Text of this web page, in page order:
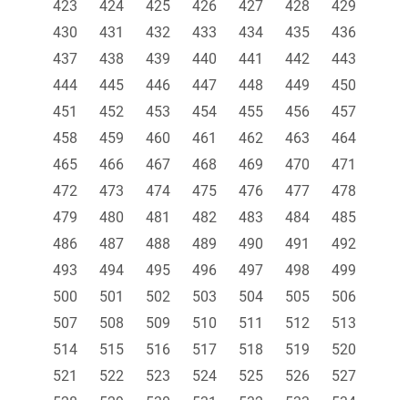
423
424 425 426 427 428
429
430
431 432 433 434 435
436
437
438 439 440 441 442
443
444
445 446 447 448 449
450
451
452 453 454 455 456
457
458
459 460 461 462 463
464
465
466 467 468 469 470
471
472
473 474 475 476 477
478
479
480 481 482 483 484
485
486
487 488 489 490 491
492
493
494 495 496 497 498
499
500
501 502 503 504 505
506
507
508 509 510 511 512
513
514
515 516 517 518 519
520
521
522 523 524 525 526
527